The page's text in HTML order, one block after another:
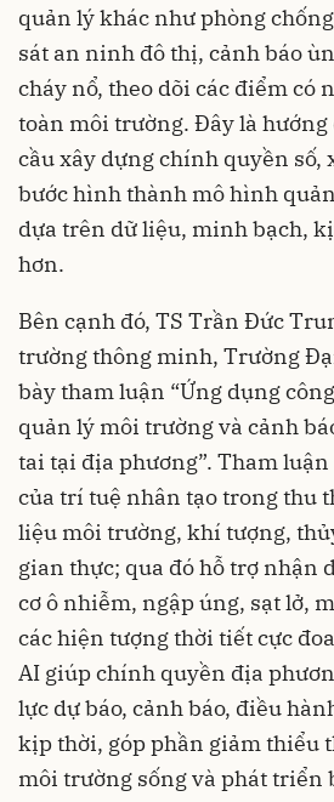
quản lý khác như phòng
sát an ninh đô thị, cảnh báo
cháy nổ, theo dõi các điểm có
toàn môi trường. Đây là
cầu xây dựng chính quyền số,
bước hình thành mô hình
dựa trên dữ liệu, minh bạch,
hơn.
Bên cạnh đó, TS Trần Đức
trường thông minh, Trường
bày tham luận “Ứng dụng
quản lý môi trường và cảnh
tai tại địa phương”. Tham
của trí tuệ nhân tạo trong thu
liệu môi trường, khí tượng,
gian thực; qua đó hỗ trợ nhận
cơ ô nhiễm, ngập úng, sạt lở,
các hiện tượng thời tiết cực
AI giúp chính quyền địa
lực dự báo, cảnh báo, điều
kịp thời, góp phần giảm thiểu
môi trường sống và phát triển